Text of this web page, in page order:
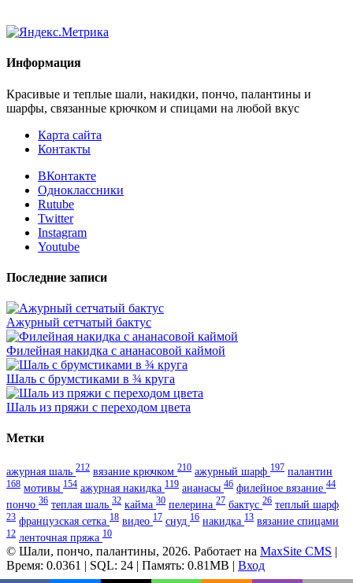
Информация
Красивые и теплые шали, накидки, пончо, палантины и
шарфы, связанные крючком и спицами на любой вкус
Карта сайта
Контакты
ВКонтакте
Одноклассники
Rutube
Twitter
Instagram
Youtube
Последние записи
Ажурный сетчатый бактус
Филейная накидка с ананасовой каймой
Шаль с брумстиками в ¾ круга
Шаль из пряжи с переходом цвета
Метки
ажурная шаль 212 вязание крючком 210 ажурный шарф 197 палантин
168 мотивы 154 ажурная накидка 119 ананасы 46 филейное вязание 44
пончо 36 теплая шаль 32 кайма 30 пелерина 27 бактус 26 теплый шарф
23 французская сетка 18 видео 17 снуд 16 накидка 13 вязание спицами
12 ленточная пряжа 10
© Шали, пончо, палантины, 2026. Работает на MaxSite CMS |
Время: 0.0361 | SQL: 24 | Память: 0.81MB | Вход